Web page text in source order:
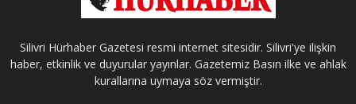
Silivri Hürhaber Gazetesi resmi internet sitesidir. Silivri'ye ilişkin
haber, etkinlik ve duyurular yayınlar. Gazetemiz Basın ilke ve ahlak
kurallarına uymaya söz vermiştir.